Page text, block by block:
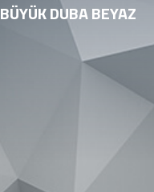
BÜYÜK DUBA BEYAZ